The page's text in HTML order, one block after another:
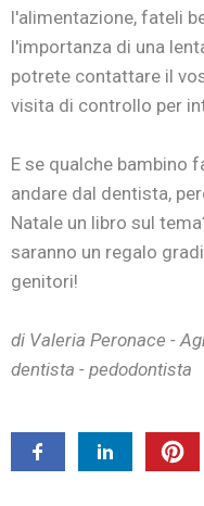
l'alimentazione, fateli
l'importanza di una
potrete contattare il
visita di controllo per
E se qualche bambino
andare dal dentista,
Natale un libro sul
saranno un regalo
genitori!
di Valeria Peronace -
dentista - pedodontista